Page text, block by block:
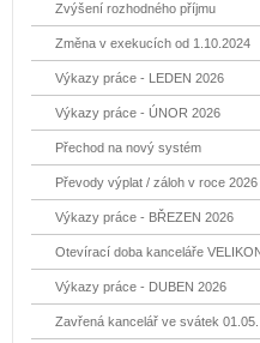
Zvýšení rozhodného příjmu
Změna v exekucích od 1.10.2024
Výkazy práce - LEDEN 2026
Výkazy práce - ÚNOR 2026
Přechod na nový systém
Převody výplat / záloh v roce 2026
Výkazy práce - BŘEZEN 2026
Otevírací doba kanceláře
Výkazy práce - DUBEN 2026
Zavřená kancelář ve svátek